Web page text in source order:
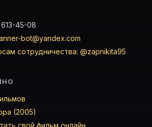
45-08
bot@yandex.com
сотрудничества: @zapnikita95
(2005)
свой фильм онлайн